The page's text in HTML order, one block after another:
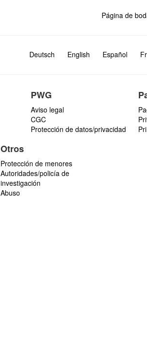
Página de
Deutsch English Español
PWG
Aviso legal
CGC
Protección de datos/privacidad
Otros
Protección de menores
Autoridades/policía de
investigación
Abuso